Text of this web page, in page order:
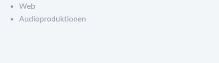
Web
Audioproduktionen